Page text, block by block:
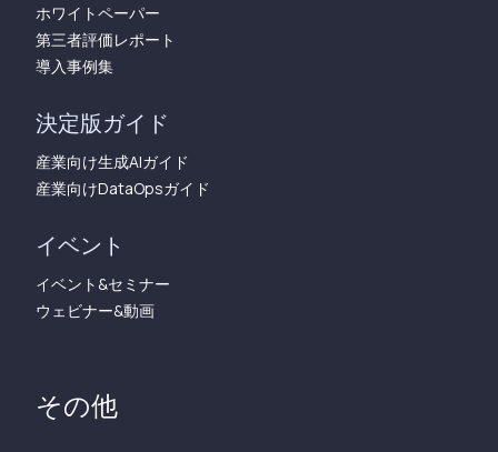
ホワイトペーパー
第三者評価レポート
導入事例集
決定版ガイド
産業向け生成AIガイド
産業向けDataOpsガイド
イベント
イベント&セミナー
ウェビナー&動画
その他